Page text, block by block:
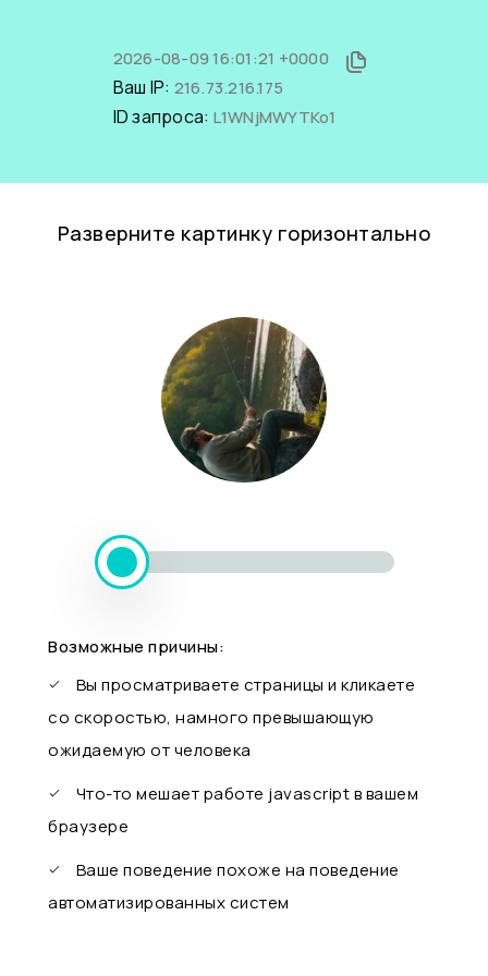
2026-08-09 16:01:21 +0000
Ваш IP: 216.73.216.175
ID запроса: L1WNjMWYTKo1
Разверните картинку горизонтально
Возможные причины:
Вы просматриваете страницы и кликаете
со скоростью, намного превышающую
ожидаемую от человека
Что-то мешает работе javascript в вашем
браузере
Ваше поведение похоже на поведение
автоматизированных систем